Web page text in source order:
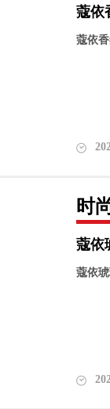
蔻依
蔻依
时
蔻依
蔻依